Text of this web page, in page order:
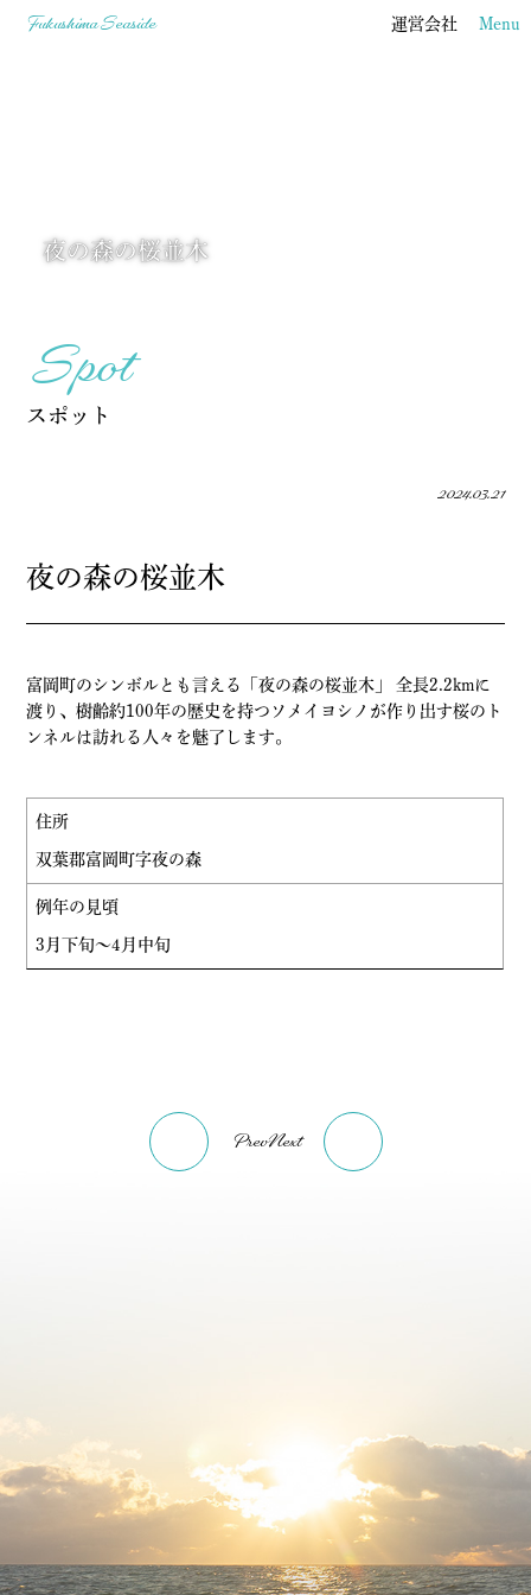
FukushimaSeaside 運営会社 Menu
夜の森の桜並木
Spot
スポット
2024.03.21
夜の森の桜並木
富岡町のシンボルとも言える「夜の森の桜並木」 全長2.2kmに
渡り、樹齢約100年の歴史を持つソメイヨシノが作り出す桜のト
ンネルは訪れる人々を魅了します。
住所
双葉郡富岡町字夜の森
例年の見頃
3月下旬～4月中旬
PrevNext